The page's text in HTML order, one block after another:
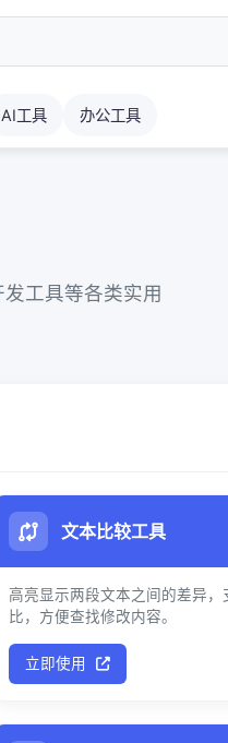
AI工具 办公工具
工具等各类实用
文本比较工具
高亮显示两段文本之间的差异，
比，方便查找修改内容。
立即使用